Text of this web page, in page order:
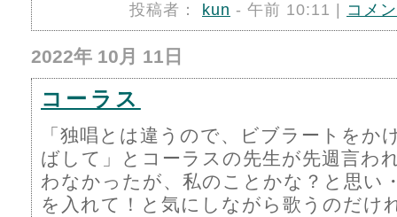
投稿者： kun - 午前 10:11 | コメ
2022年 10月 11日
コーラス
「独唱とは違うので、ビブラートをか
ばして」とコーラスの先生が先週言わ
わなかったが、私のことかな？と思い
を入れて！と気にしながら歌うのだけ